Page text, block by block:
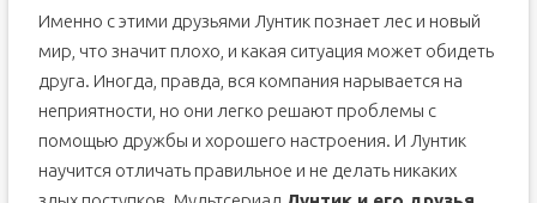
Именно с этими друзьями Лунтик познает лес и новый
мир, что значит плохо, и какая ситуация может обидеть
друга. Иногда, правда, вся компания нарывается на
неприятности, но они легко решают проблемы с
помощью дружбы и хорошего настроения. И Лунтик
научится отличать правильное и не делать никаких